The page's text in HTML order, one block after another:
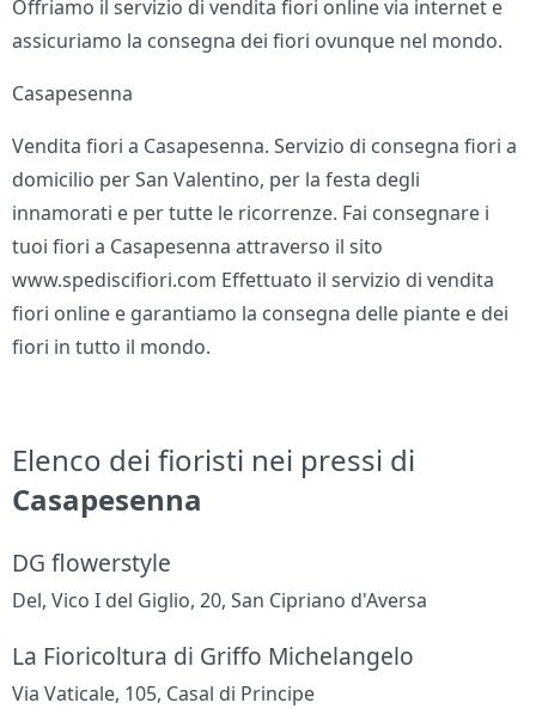
Offriamo il servizio di vendita fiori online via internet e
assicuriamo la consegna dei fiori ovunque nel mondo.
Casapesenna
Vendita fiori a Casapesenna. Servizio di consegna fiori a
domicilio per San Valentino, per la festa degli
innamorati e per tutte le ricorrenze. Fai consegnare i
tuoi fiori a Casapesenna attraverso il sito
www.spediscifiori.com Effettuato il servizio di vendita
fiori online e garantiamo la consegna delle piante e dei
fiori in tutto il mondo.
Elenco dei fioristi nei pressi di
Casapesenna
DG flowerstyle
Del, Vico I del Giglio, 20, San Cipriano d'Aversa
La Fioricoltura di Griffo Michelangelo
Via Vaticale, 105, Casal di Principe